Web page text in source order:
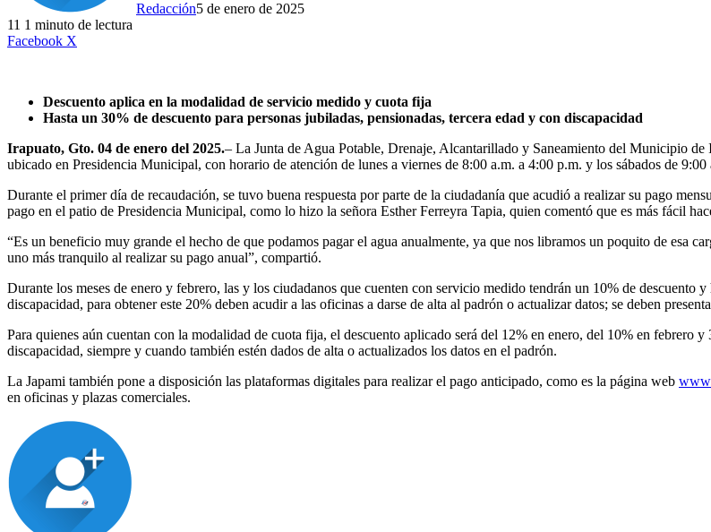
Redacción5 de enero de 2025
11 1 minuto de lectura
Facebook X
Descuento aplica en la modalidad de servicio medido y cuota fija
Hasta un 30% de descuento para personas jubiladas, pensionadas, tercera edad y con discapacidad
Irapuato, Gto. 04 de enero del 2025.– La Junta de Agua Potable, Drenaje, Alcantarillado y Saneamiento del Municipio
ubicado en Presidencia Municipal, con horario de atención de lunes a viernes de 8:00 a.m. a 4:00 p.m. y los sábados de 9:00
Durante el primer día de recaudación, se tuvo buena respuesta por parte de la ciudadanía que acudió a realizar su pago
pago en el patio de Presidencia Municipal, como lo hizo la señora Esther Ferreyra Tapia, quien comentó que es más fácil
“Es un beneficio muy grande el hecho de que podamos pagar el agua anualmente, ya que nos libramos un poquito de esa
uno más tranquilo al realizar su pago anual”, compartió.
Durante los meses de enero y febrero, las y los ciudadanos que cuenten con servicio medido tendrán un 10% de descuento
discapacidad, para obtener este 20% deben acudir a las oficinas a darse de alta al padrón o actualizar datos; se deben
Para quienes aún cuentan con la modalidad de cuota fija, el descuento aplicado será del 12% en enero, del 10% en febrero
discapacidad, siempre y cuando también estén dados de alta o actualizados los datos en el padrón.
La Japami también pone a disposición las plataformas digitales para realizar el pago anticipado, como es la página web
en oficinas y plazas comerciales.